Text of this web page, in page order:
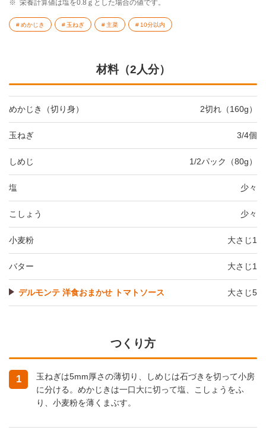
※ 栄養計算値は塩を0.8ｇとした場合の値です。
めかじき 玉ねぎ 主菜 10分以内
材料（2人分）
めかじき（切り身） 2切れ（160g）
玉ねぎ 3/4個
しめじ 1/2パック（80g）
塩 少々
こしょう 少々
小麦粉 大さじ1
バター 大さじ1
デルモンテ 洋食おまかせ トマトソース 大さじ5
つくり方
1
玉ねぎは5mm厚さの薄切り、しめじは石づきを切って小房
に分ける。めかじきは一口大に切って塩、こしょうをふ
り、小麦粉を薄くまぶす。